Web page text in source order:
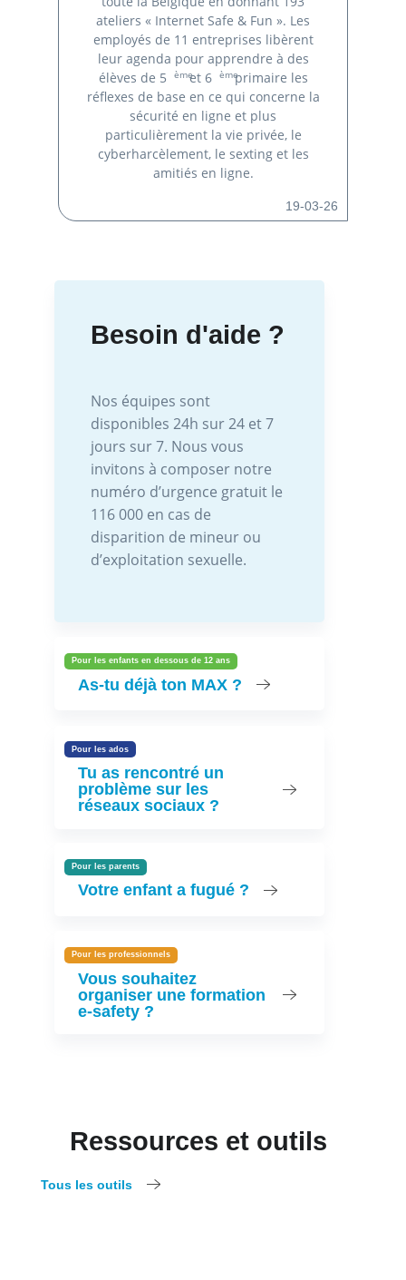
ateliers « Internet Safe & Fun ». Les
employés de 11 entreprises libèrent
leur agenda pour apprendre à des
élèves de 5
èmeet 6 èmeprimaire les
réflexes de base en ce qui concerne la
sécurité en ligne et plus
particulièrement la vie privée, le
cyberharcèlement, le sexting et les
amitiés en ligne.
19-03-26
Besoin d'aide ?
Nos équipes sont
disponibles 24h sur 24 et 7
jours sur 7. Nous vous
invitons à composer notre
numéro d’urgence gratuit le
116 000 en cas de
disparition de mineur ou
d’exploitation sexuelle.
Pour les enfants en dessous de 12 ans
As-tu déjà ton MAX ?
Pour les ados
Tu as rencontré un
problème sur les
réseaux sociaux ?
Pour les parents
Votre enfant a fugué ?
Pour les professionnels
Vous souhaitez
organiser une formation
e-safety ?
Ressources et outils
Tous les outils